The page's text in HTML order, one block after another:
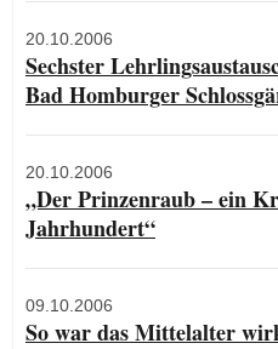
20.10.2006
Sechster
Bad Homburger
20.10.2006
„Der Prinzenraub – ein
Jahrhundert“
09.10.2006
So war das Mittelalter